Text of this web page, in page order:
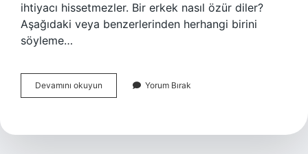
ihtiyacı hissetmezler. Bir erkek nasıl özür diler?
Aşağıdaki veya benzerlerinden herhangi birini
söyleme…
Devamını okuyun
Af
Yorum Bırak